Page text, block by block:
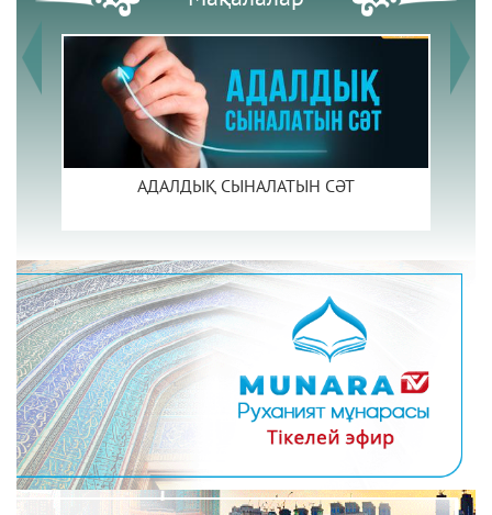
АДАЛДЫҚ СЫНАЛАТЫН СӘТ